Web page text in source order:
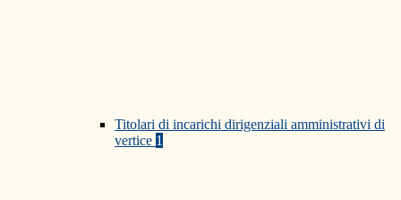
Titolari di incarichi dirigenziali amministrativi di
vertice 1